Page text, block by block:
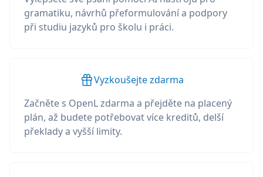
gramatiku, návrhů přeformulování a podpory
při studiu jazyků pro školu i práci.
Vyzkoušejte zdarma
Začněte s OpenL zdarma a přejděte na placený
plán, až budete potřebovat více kreditů, delší
překlady a vyšší limity.